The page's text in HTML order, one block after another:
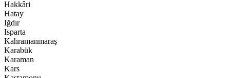
Hakkâri
Hatay
Iğdır
Isparta
Kahramanmaraş
Karabük
Karaman
Kars